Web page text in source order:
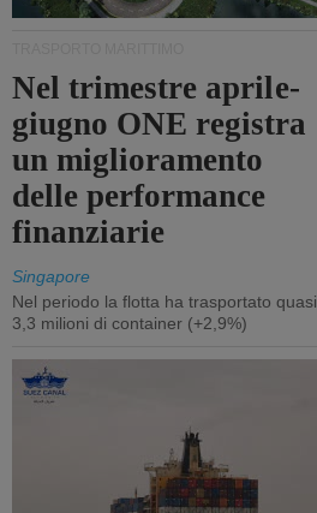
Nel trimestre aprile-
giugno ONE registra
un miglioramento
delle performance
finanziarie
Singapore
Nel periodo la flotta ha trasportato quasi
3,3 milioni di container (+2,9%)